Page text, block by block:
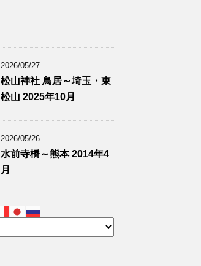
2026/05/27
松山神社 鳥居～埼玉・東
松山 2025年10月
2026/05/26
水前寺橋～熊本 2014年4
月